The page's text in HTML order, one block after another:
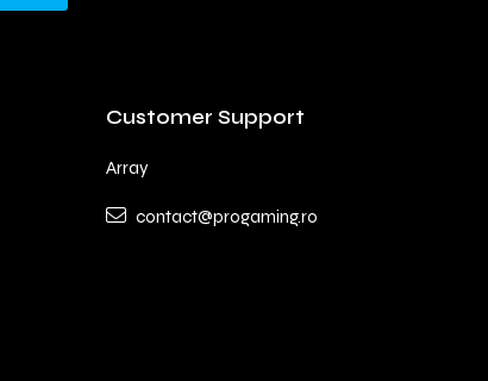
Customer Support
Array
contact@progaming.ro